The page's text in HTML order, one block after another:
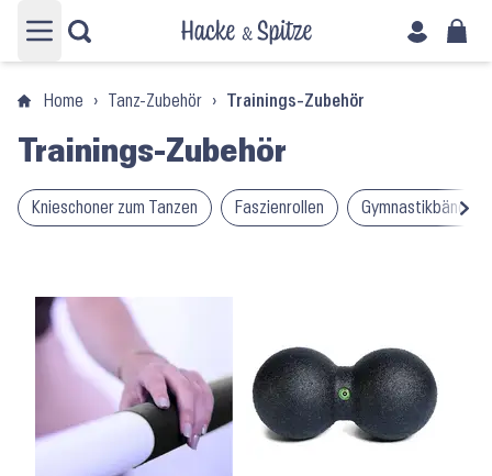
Hauptmenü öffnen
Home › Tanz-Zubehör › Trainings-Zubehör
Trainings-Zubehör
Knieschoner zum Tanzen Faszienrollen Gymnastikbänder